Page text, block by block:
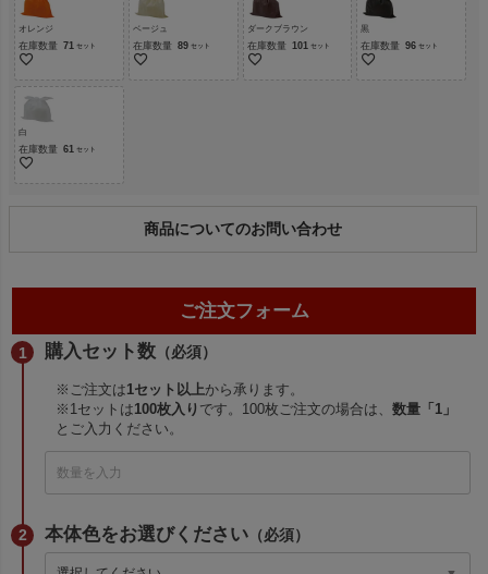
オレンジ
在庫数量 71
ベージュ
在庫数量 89
ダークブラウン
在庫数量 101
黒
在庫数量 96
白
在庫数量 61
商品についてのお問い合わせ
ご注文フォーム
購入セット数 （必須）
※ご注文は1セット以上から承ります。
※1セットは100枚入り です。100枚ご注文の場合は、数量「1」
とご入力ください。
本体色をお選びください （必須）